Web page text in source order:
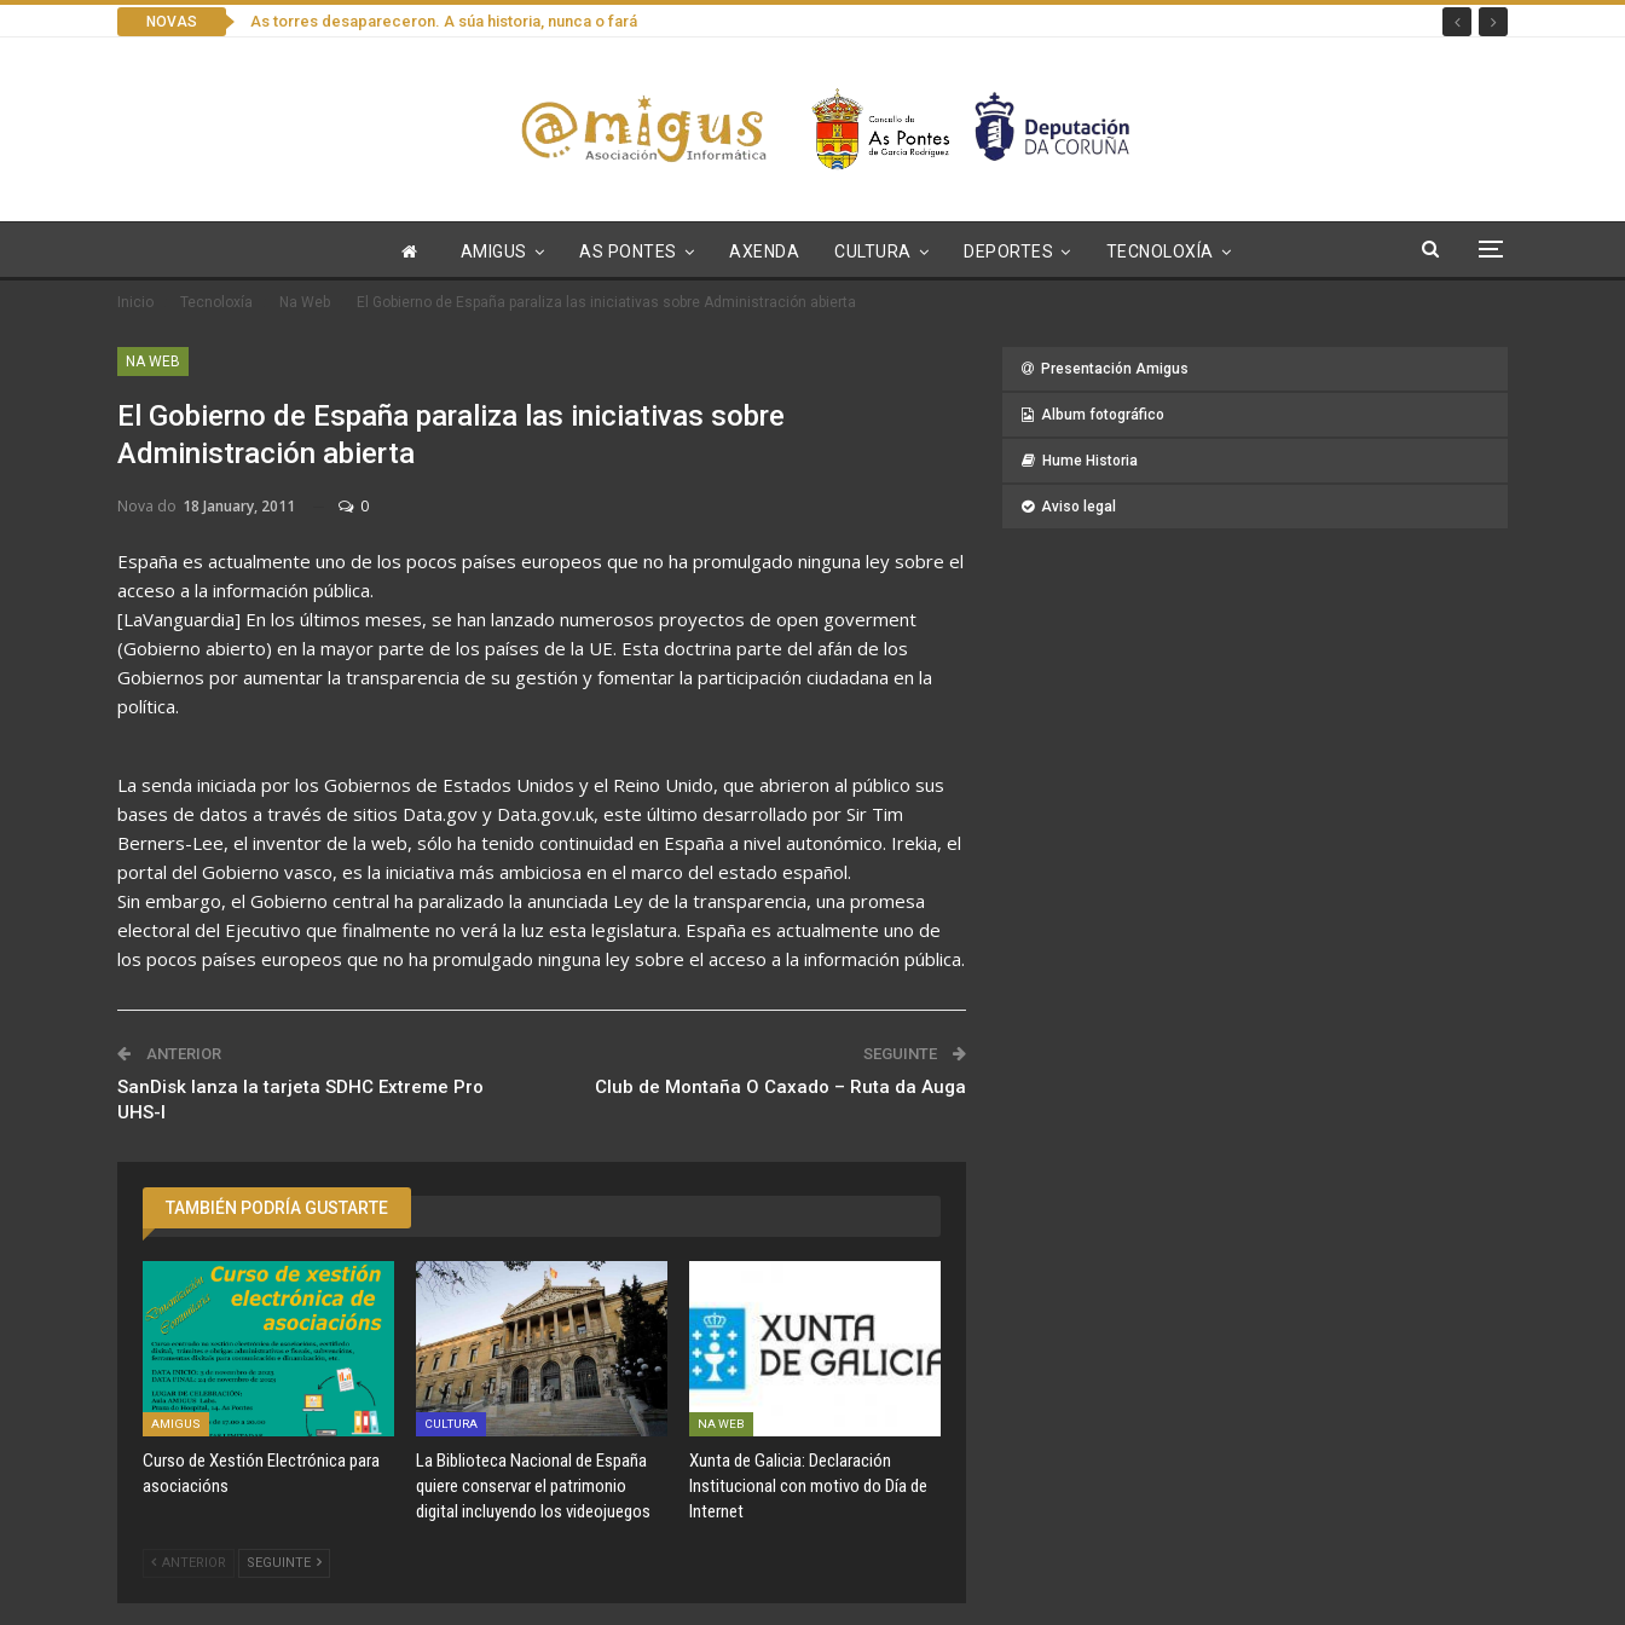
NOVAS As torres desapareceron. A súa historia, nunca o fará
AMIGUS AS PONTES AXENDA CULTURA DEPORTES TECNOLOXÍA
Inicio Tecnoloxía Na Web El Gobierno de España paraliza las iniciativas sobre Administración abierta
NA WEB
El Gobierno de España paraliza las iniciativas sobre
Administración abierta
Nova do 18 January, 2011 0
España es actualmente uno de los pocos países europeos que no ha promulgado ninguna ley sobre el
acceso a la información pública.
[LaVanguardia] En los últimos meses, se han lanzado numerosos proyectos de open goverment
(Gobierno abierto) en la mayor parte de los países de la UE. Esta doctrina parte del afán de los
Gobiernos por aumentar la transparencia de su gestión y fomentar la participación ciudadana en la
política.
La senda iniciada por los Gobiernos de Estados Unidos y el Reino Unido, que abrieron al público sus
bases de datos a través de sitios Data.gov y Data.gov.uk, este último desarrollado por Sir Tim
Berners-Lee, el inventor de la web, sólo ha tenido continuidad en España a nivel autonómico. Irekia, el
portal del Gobierno vasco, es la iniciativa más ambiciosa en el marco del estado español.
Sin embargo, el Gobierno central ha paralizado la anunciada Ley de la transparencia, una promesa
electoral del Ejecutivo que finalmente no verá la luz esta legislatura. España es actualmente uno de
los pocos países europeos que no ha promulgado ninguna ley sobre el acceso a la información pública.
ANTERIOR
SanDisk lanza la tarjeta SDHC Extreme Pro
UHS-I
SEGUINTE
Club de Montaña O Caxado – Ruta da Auga
TAMBIÉN PODRÍA GUSTARTE
AMIGUS
Curso de Xestión Electrónica para
asociacións
CULTURA
La Biblioteca Nacional de España
quiere conservar el patrimonio
digital incluyendo los videojuegos
NA WEB
Xunta de Galicia: Declaración
Institucional con motivo do Día de
Internet
ANTERIOR SEGUINTE
Presentación Amigus
Album fotográfico
Hume Historia
Aviso legal